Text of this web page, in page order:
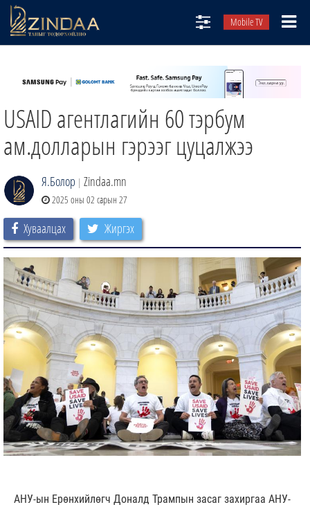
Mobile TV
ТВ8
ӨГЛӨӨНИЙ СОНИН
ЗИНДАА СЭТГҮҮЛ
USAID агентлагийн 60 тэрбум
ам.долларын гэрээг цуцалжээ
Я.Болор | Zindaa.mn
2025 оны 02 сарын 27
Хуваалцах Жиргэх
АНУ-ын Ерөнхийлөгч Доналд Трампын засаг захиргаа АНУ-